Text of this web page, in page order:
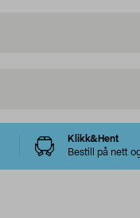
Klikk&Hent
Bestill på nett